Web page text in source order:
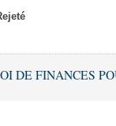
DE FINANCES